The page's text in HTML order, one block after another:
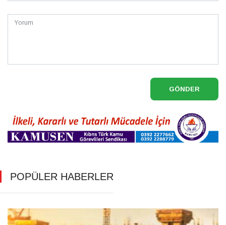
GÖNDER
POPÜLER HABERLER